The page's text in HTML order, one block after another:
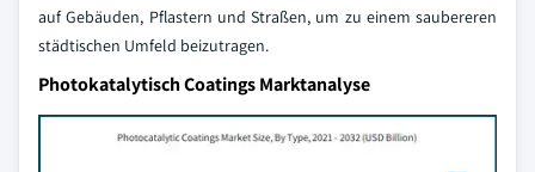
auf Gebäuden, Pflastern und Straßen, um zu einem saubereren
städtischen Umfeld beizutragen.
Photokatalytisch Coatings Marktanalyse